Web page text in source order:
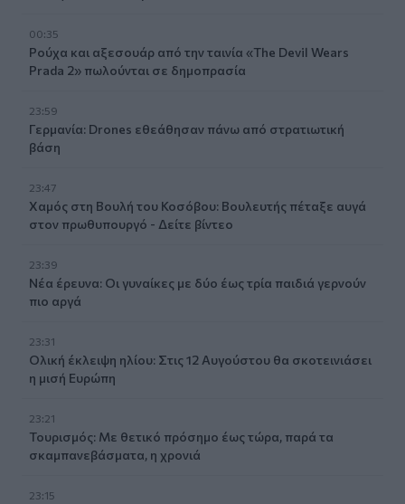
00:35
Ρούχα και αξεσουάρ από την ταινία «The Devil Wears
Prada 2» πωλούνται σε δημοπρασία
23:59
Γερμανία: Drones εθεάθησαν πάνω από στρατιωτική
βάση
23:47
Χαμός στη Βουλή του Κοσόβου: Βουλευτής πέταξε αυγά
στον πρωθυπουργό - Δείτε βίντεο
23:39
Νέα έρευνα: Οι γυναίκες με δύο έως τρία παιδιά γερνούν
πιο αργά
23:31
Ολική έκλειψη ηλίου: Στις 12 Αυγούστου θα σκοτεινιάσει
η μισή Ευρώπη
23:21
Τουρισμός: Με θετικό πρόσημο έως τώρα, παρά τα
σκαμπανεβάσματα, η χρονιά
23:15